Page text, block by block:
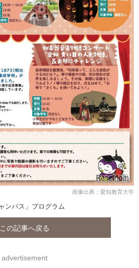
画像出典：愛知教育大学
ンパス」プログラム
この記事へ戻る
advertisement